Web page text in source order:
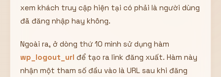
xem khách truy cập hiện tại có phải là người dùng
đã đăng nhập hay không.
Ngoài ra, ở dòng thứ 10 mình sử dụng hàm
wp_logout_url để tạo ra link đăng xuất. Hàm này
nhận một tham số đầu vào là URL sau khi đăng